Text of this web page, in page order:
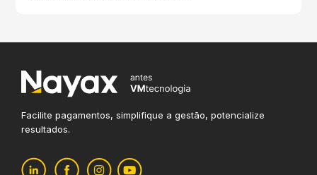
Facilite pagamentos, simplifique a gestão, potencialize
resultados.